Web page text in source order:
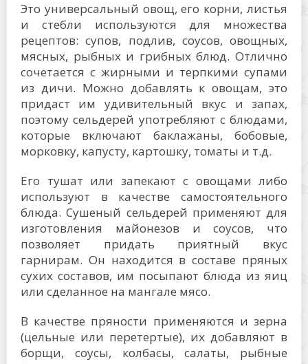
Это универсальный овощ, его корни, листья
и стебли используются для множества
рецептов: супов, подлив, соусов, овощных,
мясных, рыбных и грибных блюд. Отлично
сочетается с жирными и терпкими супами
из дичи. Можно добавлять к овощам, это
придаст им удивительный вкус и запах,
поэтому сельдерей употребляют с блюдами,
которые включают баклажаны, бобовые,
морковку, капусту, картошку, томаты и т.д.
Его тушат или запекают с овощами либо
используют в качестве самостоятельного
блюда. Сушеный сельдерей применяют для
изготовления майонезов и соусов, что
позволяет придать приятный вкус
гарнирам. Он находится в составе пряных
сухих составов, им посыпают блюда из яиц
или сделанное на мангале мясо.
В качестве пряности применяются и зерна
(цельные или перетертые), их добавляют в
борщи, соусы, колбасы, салаты, рыбные